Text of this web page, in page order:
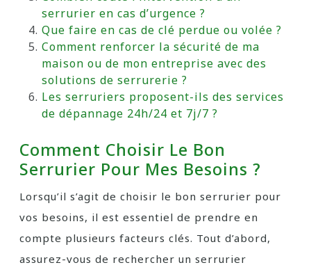
serrurier en cas d’urgence ?
Que faire en cas de clé perdue ou volée ?
Comment renforcer la sécurité de ma
maison ou de mon entreprise avec des
solutions de serrurerie ?
Les serruriers proposent-ils des services
de dépannage 24h/24 et 7j/7 ?
Comment Choisir Le Bon
Serrurier Pour Mes Besoins ?
Lorsqu’il s’agit de choisir le bon serrurier pour
vos besoins, il est essentiel de prendre en
compte plusieurs facteurs clés. Tout d’abord,
assurez-vous de rechercher un serrurier